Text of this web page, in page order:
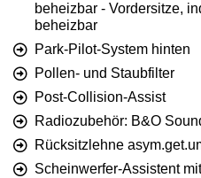
beheizbar - Vordersitze,
beheizbar
Park-Pilot-System hinten
Pollen- und Staubfilter
Post-Collision-Assist
Radiozubehör: B&O
Rücksitzlehne
Scheinwerfer-Assistent